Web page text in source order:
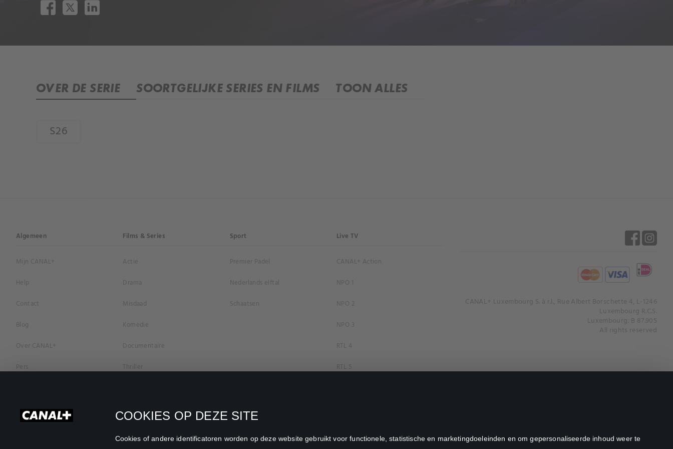
COOKIES OP DEZE SITE
Cookies of andere identificatoren worden op deze website gebruikt voor functionele, statistische en marketingdoeleinden en om gepersonaliseerde inhoud weer te
OVER DE SERIE SOORTGELIJKE SERIES EN FILMS TOON ALLES
S26
Algemeen
Mijn CANAL+
Help
Contact
Blog
Over CANAL+
Pers
Privacybeleid
Films & Series
Actie
Drama
Misdaad
Komedie
Documentaire
Thriller
Romantiek
Sport
Premier Padel
Nederlands elftal
Schaatsen
Live TV
CANAL+ Action
NPO 1
NPO 2
NPO 3
RTL 4
RTL 5
CANAL+ Luxembourg S. à r.l., Rue Albert Borschette 4, L-1246
Luxembourg R.C.S.
Luxembourg: B 87.905
All rights reserved